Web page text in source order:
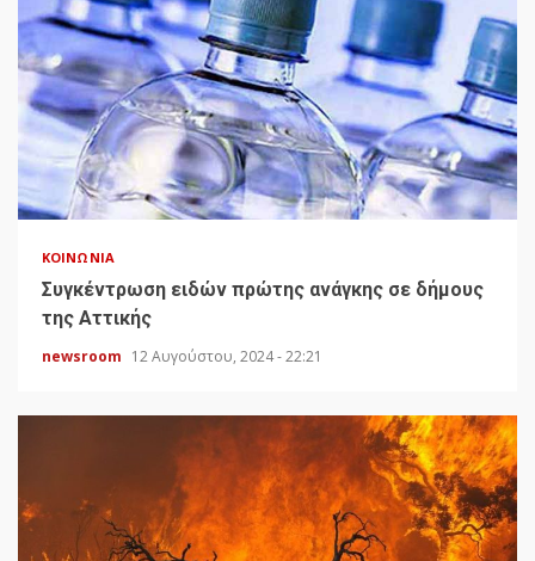
ΚΟΙΝΩΝΊΑ
Συγκέντρωση ειδών πρώτης ανάγκης σε δήμους
της Αττικής
newsroom 12 Αυγούστου, 2024 - 22:21